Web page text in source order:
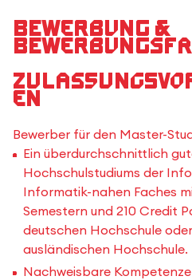
Bewerbung &
en
Bewerber für den Master-
Ein überdurchschnittlich
Hochschulstudiums der
Informatik-nahen Faches
Semestern und 210 Credit
deutschen Hochschule
ausländischen Hochschule.
Nachweisbare